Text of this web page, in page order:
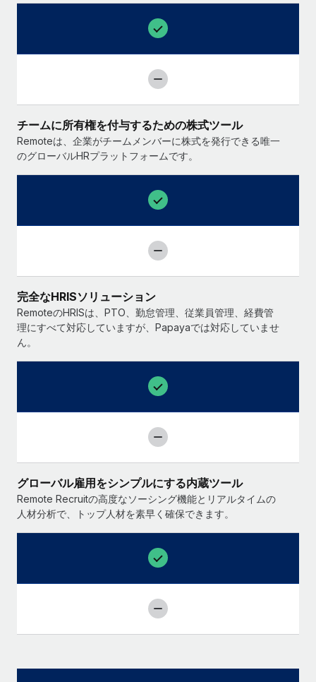
チームに所有権を付与するための株式ツール
Remoteは、企業がチームメンバーに株式を発行できる唯一
のグローバルHRプラットフォームです。
完全なHRISソリューション
RemoteのHRISは、PTO、勤怠管理、従業員管理、経費管
理にすべて対応していますが、Papayaでは対応していませ
ん。
グローバル雇用をシンプルにする内蔵ツール
Remote Recruitの高度なソーシング機能とリアルタイムの
人材分析で、トップ人材を素早く確保できます。